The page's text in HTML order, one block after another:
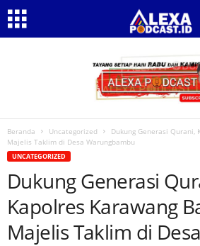
Beranda Uncategorized
Dukung Generasi Qurani,
Majelis Taklim di Desa Warungbambu
UNCATEGORIZED
Dukung Generasi
Kapolres Karawang
Majelis Taklim di Desa